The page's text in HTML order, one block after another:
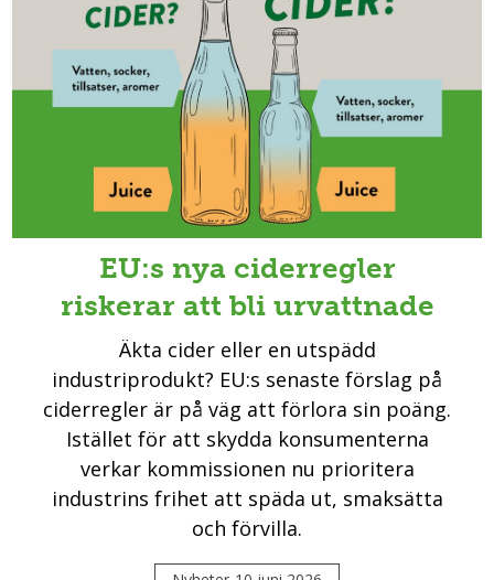
EU:s nya ciderregler
riskerar att bli urvattnade
Äkta cider eller en utspädd
industriprodukt? EU:s senaste förslag på
ciderregler är på väg att förlora sin poäng.
Istället för att skydda konsumenterna
verkar kommissionen nu prioritera
industrins frihet att späda ut, smaksätta
och förvilla.